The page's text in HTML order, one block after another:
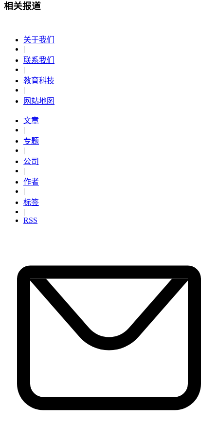
相关报道
关于我们
|
联系我们
|
教育科技
|
网站地图
文章
|
专题
|
公司
|
作者
|
标签
|
RSS